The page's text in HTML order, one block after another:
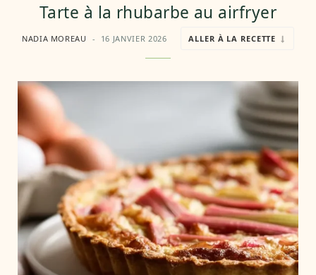
Tarte à la rhubarbe au airfryer
NADIA MOREAU 16 JANVIER 2026 ALLER À LA RECETTE